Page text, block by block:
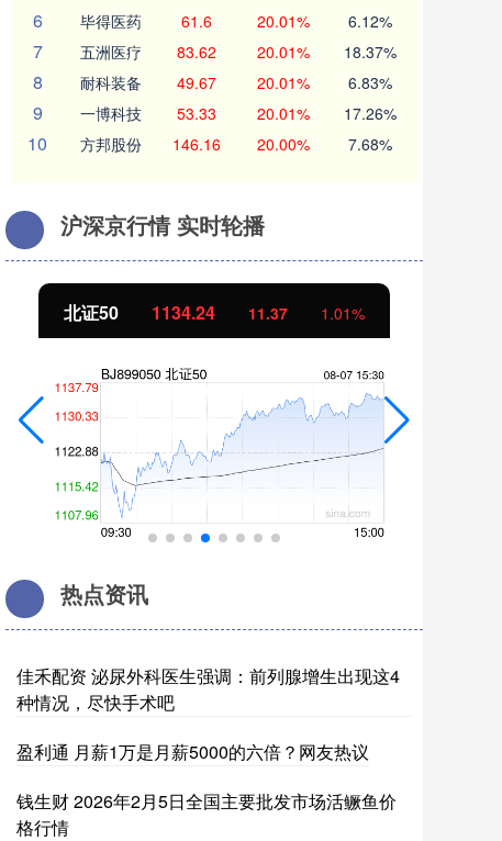
6 毕得医药 61.6 20.01% 6.12%
7 五洲医疗 83.62 20.01% 18.37%
8 耐科装备 49.67 20.01% 6.83%
9 一博科技 53.33 20.01% 17.26%
10 方邦股份 146.16 20.00% 7.68%
沪深京行情 实时轮播
北证50 1134.24 11.37 1.01%
热点资讯
佳禾配资 泌尿外科医生强调：前列腺增生出现这4
种情况，尽快手术吧
盈利通 月薪1万是月薪5000的六倍？网友热议
钱生财 2026年2月5日全国主要批发市场活鳜鱼价
格行情